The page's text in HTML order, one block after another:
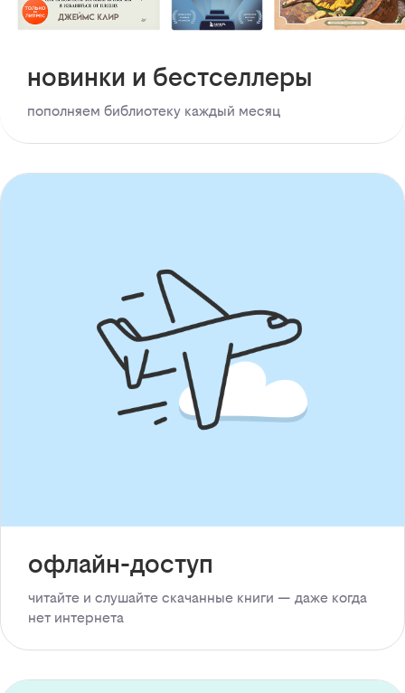
новинки и бестселлеры
пополняем библиотеку каждый месяц
офлайн-доступ
читайте и слушайте скачанные книги — даже когда
нет интернета